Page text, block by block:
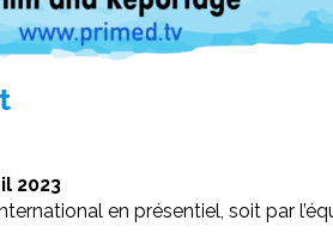
2023
en présentiel, soit par